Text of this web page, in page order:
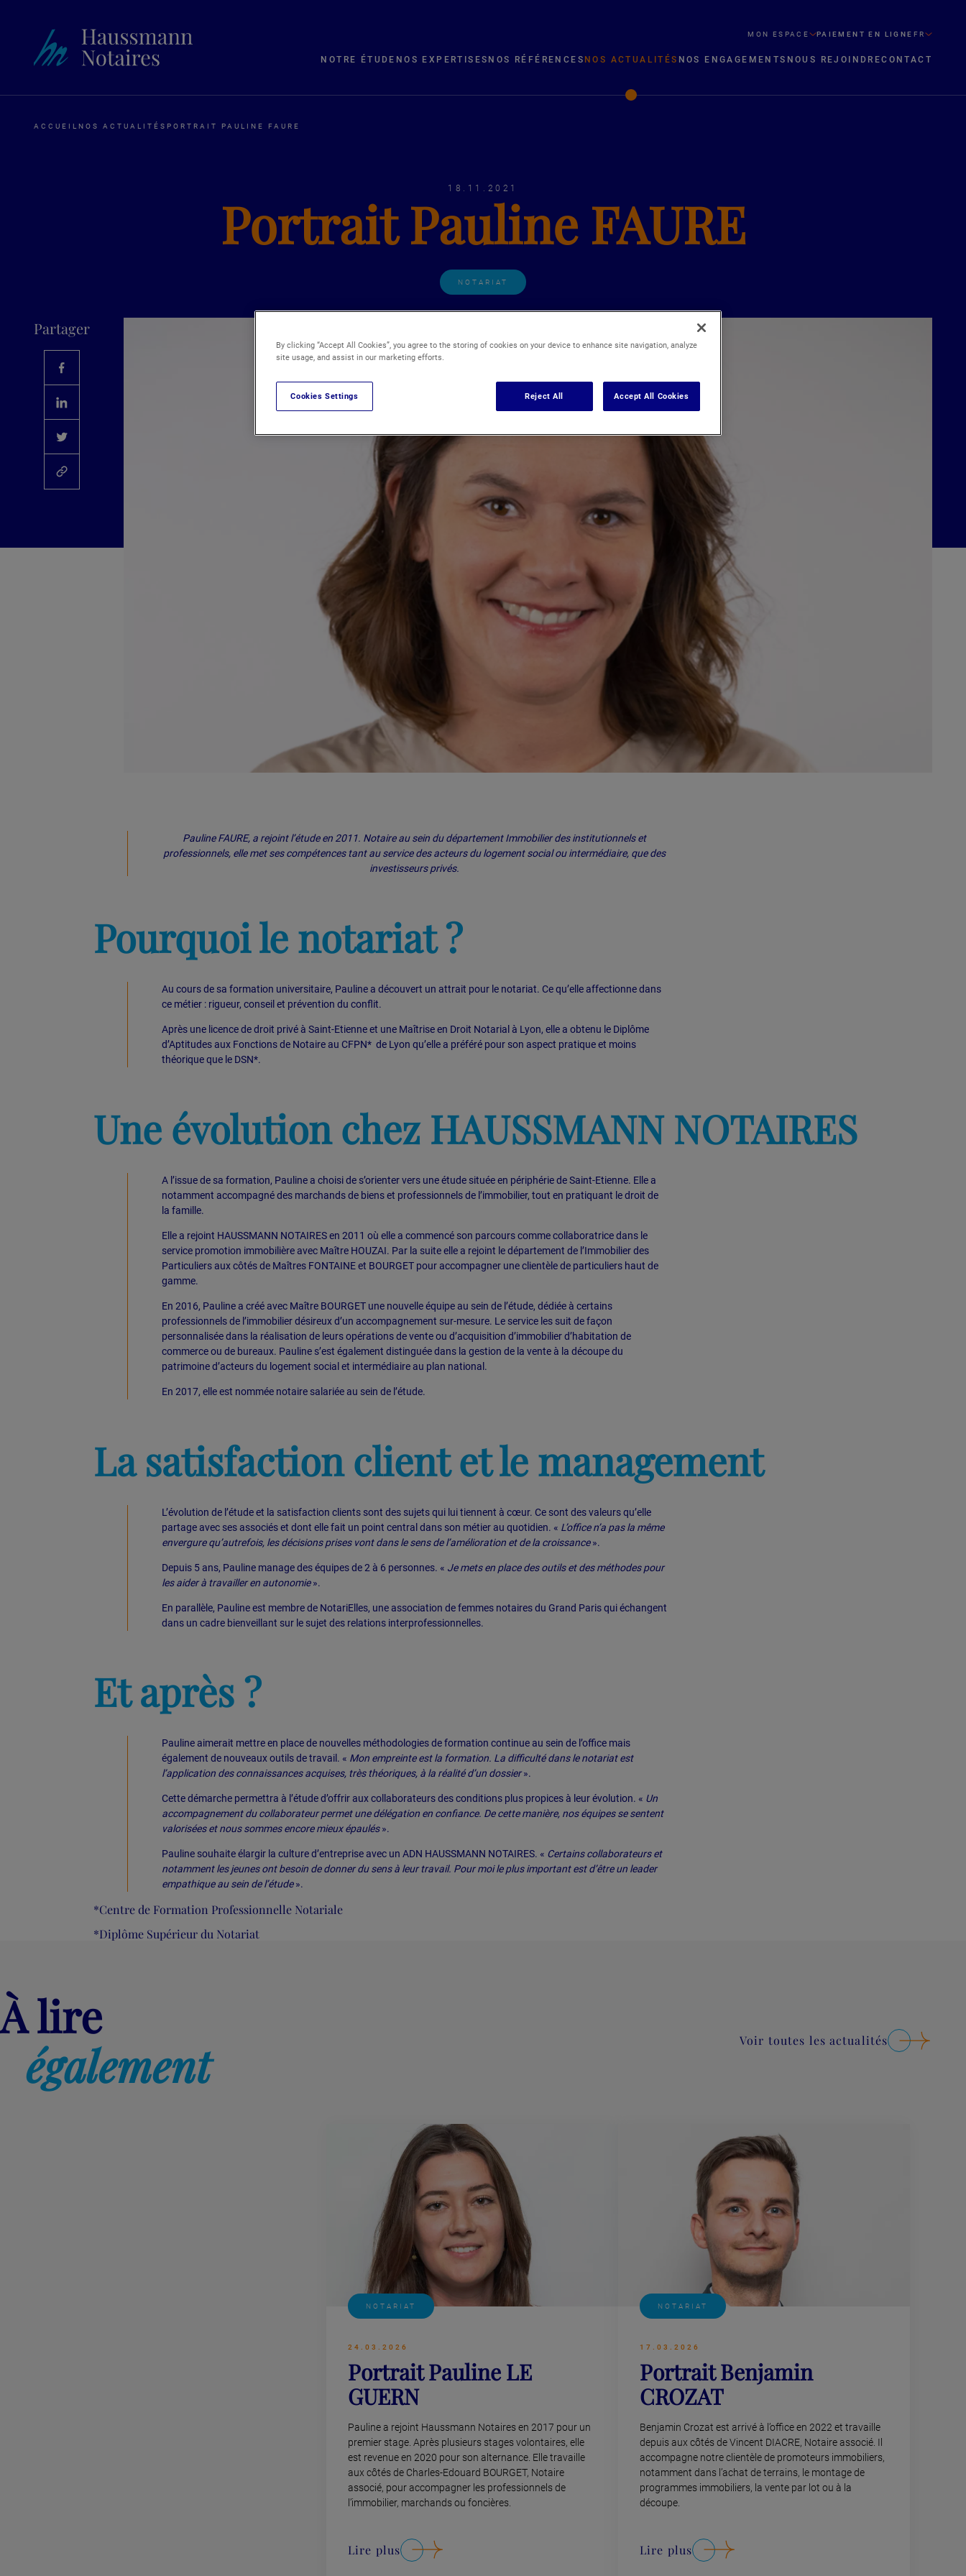
MON ESPACE PAIEMENT EN LIGNE FR
NOTRE ÉTUDE NOS EXPERTISES NOS RÉFÉRENCES NOS ACTUALITÉS NOS ENGAGEMENTS NOUS REJOINDRECONTACT
ACCUEIL NOS ACTUALITÉS PORTRAIT PAULINE FAURE
18.11.2021
Portrait Pauline FAURE
NOTARIAT
Partager
Pauline FAURE, a rejoint l’étude en 2011. Notaire au sein du département Immobilier des institutionnels et
professionnels, elle met ses compétences tant au service des acteurs du logement social ou intermédiaire, que des
investisseurs privés.
Pourquoi le notariat ?
Au cours de sa formation universitaire, Pauline a découvert un attrait pour le notariat. Ce qu’elle affectionne dans
ce métier : rigueur, conseil et prévention du conflit.
Après une licence de droit privé à Saint-Etienne et une Maîtrise en Droit Notarial à Lyon, elle a obtenu le Diplôme
d’Aptitudes aux Fonctions de Notaire au CFPN* de Lyon qu’elle a préféré pour son aspect pratique et moins
théorique que le DSN*.
Une évolution chez HAUSSMANN NOTAIRES
A l’issue de sa formation, Pauline a choisi de s’orienter vers une étude située en périphérie de Saint-Etienne. Elle a
notamment accompagné des marchands de biens et professionnels de l’immobilier, tout en pratiquant le droit de
la famille.
Elle a rejoint HAUSSMANN NOTAIRES en 2011 où elle a commencé son parcours comme collaboratrice dans le
service promotion immobilière avec Maître HOUZAI. Par la suite elle a rejoint le département de l’Immobilier des
Particuliers aux côtés de Maîtres FONTAINE et BOURGET pour accompagner une clientèle de particuliers haut de
gamme.
En 2016, Pauline a créé avec Maître BOURGET une nouvelle équipe au sein de l’étude, dédiée à certains
professionnels de l’immobilier désireux d’un accompagnement sur-mesure. Le service les suit de façon
personnalisée dans la réalisation de leurs opérations de vente ou d’acquisition d’immobilier d’habitation de
commerce ou de bureaux. Pauline s’est également distinguée dans la gestion de la vente à la découpe du
patrimoine d’acteurs du logement social et intermédiaire au plan national.
En 2017, elle est nommée notaire salariée au sein de l’étude.
La satisfaction client et le management
L’évolution de l’étude et la satisfaction clients sont des sujets qui lui tiennent à cœur. Ce sont des valeurs qu’elle
partage avec ses associés et dont elle fait un point central dans son métier au quotidien. « L’office n’a pas la même
envergure qu’autrefois, les décisions prises vont dans le sens de l’amélioration et de la croissance».
Depuis 5 ans, Pauline manage des équipes de 2 à 6 personnes. « Je mets en place des outils et des méthodes pour
les aider à travailler en autonomie».
En parallèle, Pauline est membre de NotariElles, une association de femmes notaires du Grand Paris qui échangent
dans un cadre bienveillant sur le sujet des relations interprofessionnelles.
Et après ?
Pauline aimerait mettre en place de nouvelles méthodologies de formation continue au sein de l’office mais
également de nouveaux outils de travail. « Mon empreinte est la formation. La difficulté dans le notariat est
l’application des connaissances acquises, très théoriques, à la réalité d’un dossier».
Cette démarche permettra à l’étude d’offrir aux collaborateurs des conditions plus propices à leur évolution. « Un
accompagnement du collaborateur permet une délégation en confiance. De cette manière, nos équipes se sentent
valorisées et nous sommes encore mieux épaulés».
Pauline souhaite élargir la culture d’entreprise avec un ADN HAUSSMANN NOTAIRES. « Certains collaborateurs et
notamment les jeunes ont besoin de donner du sens à leur travail. Pour moi le plus important est d’être un leader
empathique au sein de l’étude».
*Centre de Formation Professionnelle Notariale
*Diplôme Supérieur du Notariat
À lire
également
Voir toutes les actualités
NOTARIAT
24.03.2026
Portrait Pauline LE
GUERN
Pauline a rejoint Haussmann Notaires en 2017 pour un
premier stage. Après plusieurs stages volontaires, elle
est revenue en 2020 pour son alternance. Elle travaille
aux côtés de Charles-Edouard BOURGET, Notaire
associé, pour accompagner les professionnels de
l’immobilier, marchands ou foncières.
Lire plus
NOTARIAT
17.03.2026
Portrait Benjamin
CROZAT
Benjamin Crozat est arrivé à l’office en 2022 et travaille
depuis aux côtés de Vincent DIACRE, Notaire associé. Il
accompagne notre clientèle de promoteurs immobiliers,
notamment dans l’achat de terrains, le montage de
programmes immobiliers, la vente par lot ou à la
découpe.
Lire plus
By clicking “Accept All Cookies”, you agree to the storing of cookies on your device to enhance site navigation, analyze
site usage, and assist in our marketing efforts.
Reject All Accept All Cookies
Cookies Settings